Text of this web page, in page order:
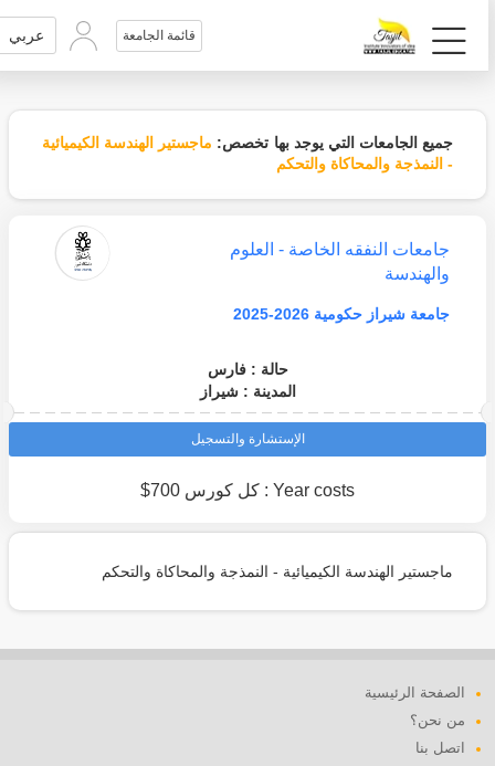
قائمة الجامعة عربي
جميع الجامعات التي يوجد بها تخصص:ماجستير الهندسة الكيميائية
- النمذجة والمحاكاة والتحكم
جامعات النفقه الخاصة - العلوم
والهندسة
جامعة شيراز حكومية 2026-2025
حالة : فارس
المدينة : شيراز
الإستشارة والتسجيل
Year costs : كل كورس 700$
ماجستير الهندسة الكيميائية - النمذجة والمحاكاة والتحكم
الصفحة الرئيسية
من نحن؟
اتصل بنا